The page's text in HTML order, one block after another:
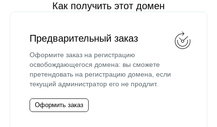
Как получить этот домен
Предварительный заказ
Оформите заказ на регистрацию
освобождающегося домена: вы сможете
претендовать на регистрацию домена, если
текущий администратор его не продлит.
Оформить заказ